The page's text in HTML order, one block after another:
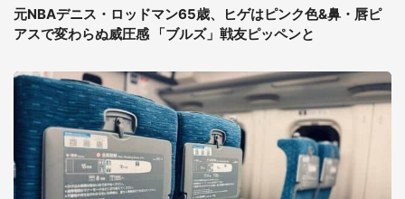
元NBAデニス・ロッドマン65歳、ヒゲはピンク色&鼻・唇ピ
アスで変わらぬ威圧感 「ブルズ」戦友ピッペンと